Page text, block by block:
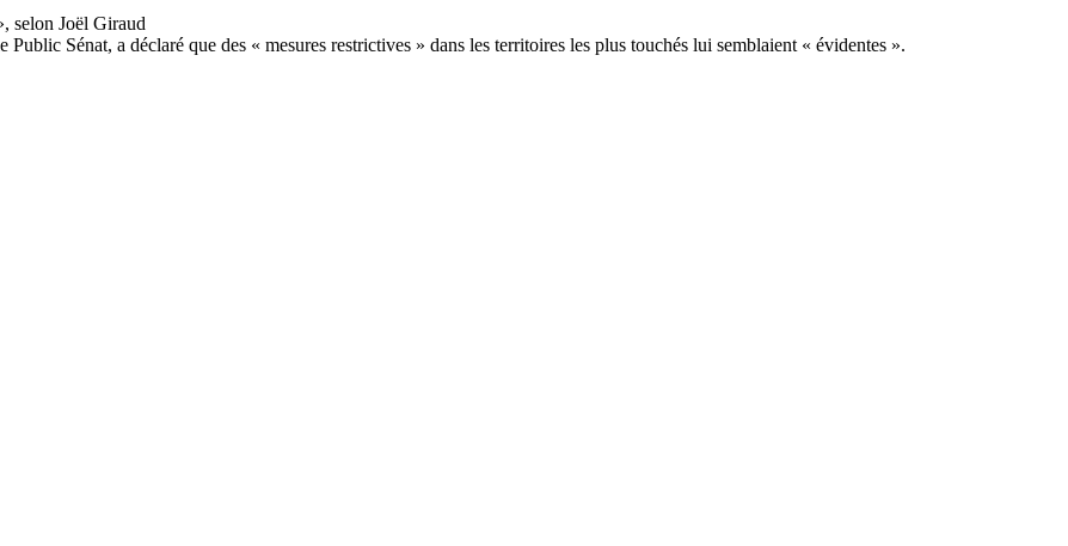
Sénat, a déclaré que des « mesures restrictives » dans les territoires les plus touchés lui semblaient « évidentes ».